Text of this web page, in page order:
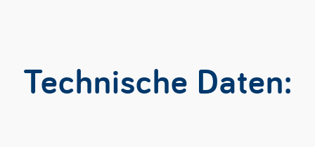
Technische Daten: